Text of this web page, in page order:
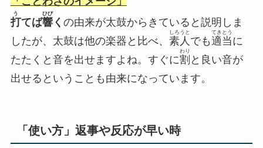
打
う
てば響
ひび
く の由来が太鼓からきていると説明しま
したが、太鼓は他の楽器と比べ、 素人
しろうと
でも適当
てきとう
に
たたくと音を出せますよね。すぐに割
わり
と良い音が
出せるということも由来になっています。
「使い方」返事や反応が早い時